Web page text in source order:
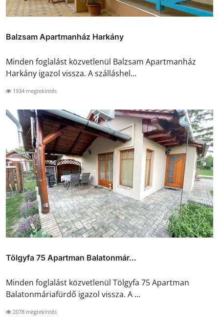
Balzsam Apartmanház Harkány
Minden foglalást közvetlenül Balzsam Apartmanház
Harkány igazol vissza. A szálláshel...
1934 megtekintés
Tölgyfa 75 Apartman Balatonmár...
Minden foglalást közvetlenül Tölgyfa 75 Apartman
Balatonmáriafürdő igazol vissza. A ...
2078 megtekintés